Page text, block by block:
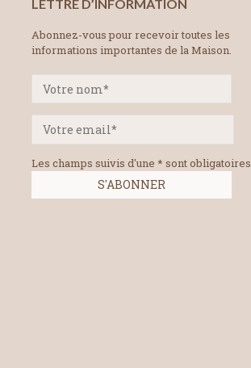
LETTRE D’INFORMATION
Abonnez-vous pour recevoir toutes les
informations importantes de la Maison.
Les champs suivis d'une * sont obligatoires